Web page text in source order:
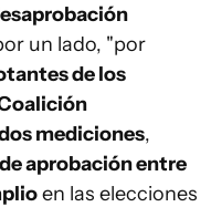
un lado, "por
de los
mediciones,
aprobación entre
en las elecciones